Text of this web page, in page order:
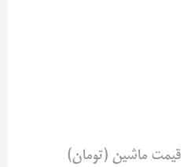
قیمت ماشین (تومان)